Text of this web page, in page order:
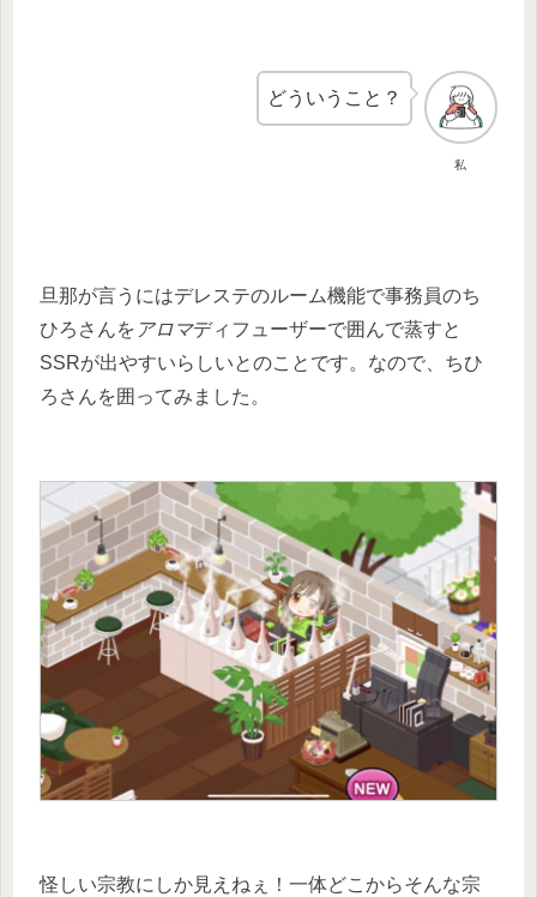
私
どういうこと？
旦那が言うにはデレステのルーム機能で事務員のち
ひろさんを アロマディフューザーで囲んで蒸すと
SSRが出やすいらしいとのことです。なので、ちひ
ろさんを囲ってみました。
怪しい宗教にしか見えねぇ！一体どこからそんな宗